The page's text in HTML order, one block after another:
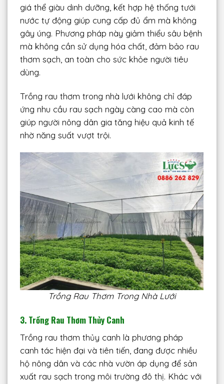
giá thể giàu dinh dưỡng, kết hợp hệ thống tưới
nước tự động giúp cung cấp đủ ẩm mà không
gây úng. Phương pháp này giảm thiểu sâu bệnh
mà không cần sử dụng hóa chất, đảm bảo rau
thơm sạch, an toàn cho sức khỏe người tiêu
dùng.
Trồng rau thơm trong nhà lưới không chỉ đáp
ứng nhu cầu rau sạch ngày càng cao mà còn
giúp người nông dân gia tăng hiệu quả kinh tế
nhờ năng suất vượt trội.
Trồng Rau Thơm Trong Nhà Lưới
3. Trồng Rau Thơm Thủy Canh
Trồng rau thơm thủy canh là phương pháp
canh tác hiện đại và tiên tiến, đang được nhiều
hộ nông dân và các nhà vườn áp dụng để sản
xuất rau sạch trong môi trường đô thị. Khác với